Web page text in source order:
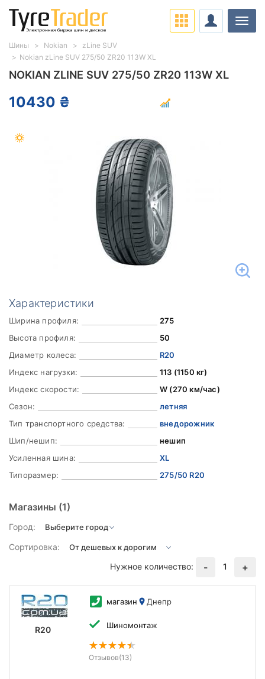
NOKIAN ZLINE SUV 275/50 ZR20 113W XL
10430 ₴
Характеристики
Ширина профиля:
275
Высота профиля:
50
Диаметр колеса:
R20
Индекс нагрузки:
113 (1150 кг)
Индекс скорости:
W (270 км/час)
Сезон:
летняя
Тип транспортного средства:
внедорожник
Шип/нешип:
нешип
Усиленная шина:
XL
Типоразмер:
275/50 R20
Магазины (1)
Город:
Сортировка:
Нужное количество:
- 1 +
R20
магазин Днепр
Шиномонтаж
Отзывов(13)
Шины Nokian
zLine SUV
Nokian zLine SUV 275/50 ZR20 113W XL